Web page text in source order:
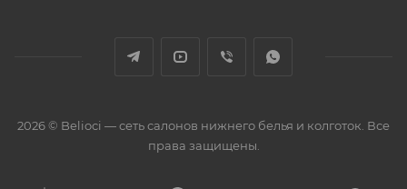
2026 © Belioci — сеть салонов нижнего белья и колготок. Все
права защищены.